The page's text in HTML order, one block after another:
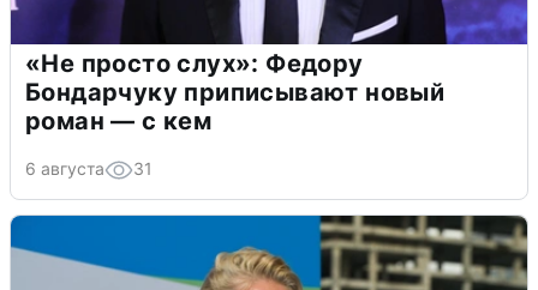
«Не просто слух»: Федору
Бондарчуку приписывают новый
роман — с кем
6 августа 31